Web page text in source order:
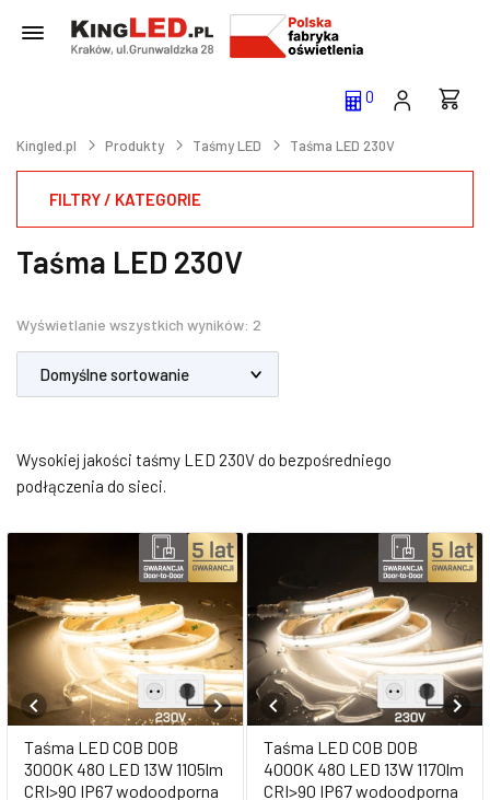
0
Kingled.pl Produkty Taśmy LED Taśma LED 230V
Taśma LED 230V
Wyświetlanie wszystkich wyników: 2
Wysokiej jakości taśmy LED 230V do bezpośredniego
podłączenia do sieci.
Taśma LED COB DOB
3000K 480 LED 13W 1105lm
CRI>90 IP67 wodoodporna
Taśma LED COB DOB
4000K 480 LED 13W 1170lm
CRI>90 IP67 wodoodporna
FILTRY / KATEGORIE